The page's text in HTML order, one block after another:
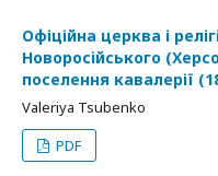
Офіційна церква і
Новоросійського
поселення кавалерії
Valeriya Tsubenko
PDF